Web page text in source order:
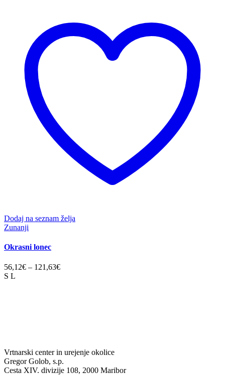
Dodaj na seznam želja
Zunanji
Okrasni lonec
56,12€ – 121,63€
S L
Vrtnarski center in urejenje okolice
Gregor Golob, s.p.
Cesta XIV. divizije 108, 2000 Maribor